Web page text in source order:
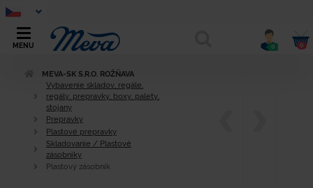
MENU 0 0
MEVA-SK S.R.O. ROŽŇAVA
Vybavenie skladov, regále,
regály, prepravky, boxy, palety,
stojany
Prepravky
Plastové prepravky
Skladovanie / Plastové
zásobníky
Plastový zásobník